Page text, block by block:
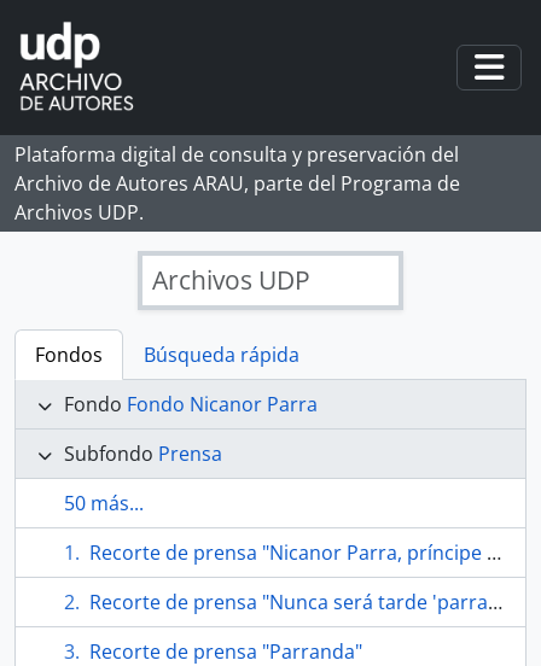
Skip to main content
Plataforma digital de consulta y preservación del
Archivo de Autores ARAU, parte del Programa de
Archivos UDP.
Archivos UDP
Fondos
Búsqueda rápida
Fondo Fondo Nicanor Parra
Subfondo Prensa
50 más...
Recorte de prensa "Nicanor Parra, príncipe y mendigo"
Recorte de prensa "Nunca será tarde 'parra' homenajear a Parra"
Recorte de prensa "Parranda"